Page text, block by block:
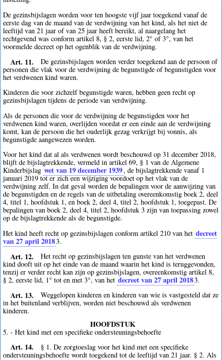
De gezinsbijslagen worden voor ten hoogste vijf jaar toegekend vanaf de
eerste dag van de maand van de verdwijning van het kind, als het niet de
leeftijd van 21 jaar of van 25 jaar heeft bereikt, al naargelang het
rechtgevend was conform artikel 8, § 2, eerste lid, 2° of 3°, van het
voormelde decreet op het ogenblik van de verdwijning.
Art. 11.
De gezinsbijslagen worden verder toegekend aan de persoon of
personen die vlak voor de verdwijning de begunstigde of begunstigden voor
het verdwenen kind waren.
Kinderen die voor zichzelf begunstigde waren, hebben geen recht op
gezinsbijslagen tijdens de periode van verdwijning.
Als de personen die voor de verdwijning de begunstigden voor het
verdwenen kind waren, overlijden voordat er een einde aan de verdwijning
komt, kan de persoon die het ouderlijk gezag verkrijgt bij vonnis, als
begunstigde aangewezen worden.
Voor het kind dat al als verdwenen wordt beschouwd op 31 december 2018,
blijft de bijslagtrekkende, vermeld in artikel 69, § 1 van de Algemene
Kinderbijslag wet van 19 december 1939, de bijslagtrekkende vanaf 1
januari 2019 tot er zich een wijziging voordoet op het vlak van de
verdwijning zelf. In dat geval worden de bepalingen voor de aanwijzing van
de begunstigden en de regels van de uitbetaling overeenkomstig boek 2, deel
4, titel 1, hoofdstuk 1, en boek 2, deel 4, titel 2, hoofdstuk 1, toegepast. De
bepalingen van boek 2, deel 4, titel 2, hoofdstuk 3 zijn van toepassing zowel
op de bijslagtrekkende als de begunstigde.
Het kind heeft recht op gezinsbijslagen conform artikel 210 van het decreet
van 27 april 20183.
Art. 12.
Het recht op gezinsbijslagen ten gunste van het verdwenen
kind dooft uit op het einde van de maand waarin het kind is teruggevonden,
tenzij er verder recht kan zijn op gezinsbijslagen, overeenkomstig artikel 8,
§ 2, eerste lid, 1° tot en met 3°, van het decreet van 27 april 20183.
Art. 13.
Weggelopen kinderen en kinderen van wie is vastgesteld dat ze
in het buitenland verblijven, worden niet beschouwd als verdwenen
kinderen.
HOOFDSTUK
5. - Het kind met een specifieke ondersteuningsbehoefte
Art. 14.
§ 1. De zorgtoeslag voor het kind met een specifieke
ondersteuningsbehoefte wordt toegekend tot de leeftijd van 21 jaar. § 2. Als